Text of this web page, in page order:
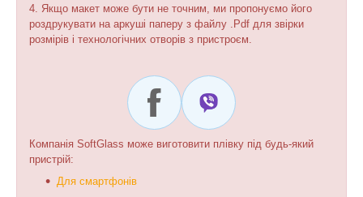
4. Якщо макет може бути не точним, ми пропонуємо його
роздрукувати на аркуші паперу з файлу .Pdf для звірки
розмірів і технологічних отворів з пристроєм.
Компанія SoftGlass може виготовити плівку під будь-який
пристрій:
Для смартфонів